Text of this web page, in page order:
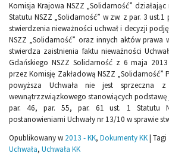
Komisja Krajowa NSZZ „Solidarność”
Statutu NSZZ „Solidarność” w zw. z par. 3 ust.1
stwierdzenia nieważności uchwał i decyzji
NSZZ „Solidarność” oraz innych aktów prawa
stwierdza zaistnienia faktu nieważności
Gdańskiego NSZZ Solidarność z 6 maja
przez Komisję Zakładową NSZZ „Solidarność”
powyższa Uchwała nie jest sprzeczna z
wewnątrzzwiązkowego stanowiących podstawę
par. 46, par. 55, par. 61 ust. 1 Statutu
postanowieniami Uchwały nr 13/10 w sprawie
Opublikowany w 2013 - KK, Dokumenty KK| Tagi
Uchwała, Uchwała KK